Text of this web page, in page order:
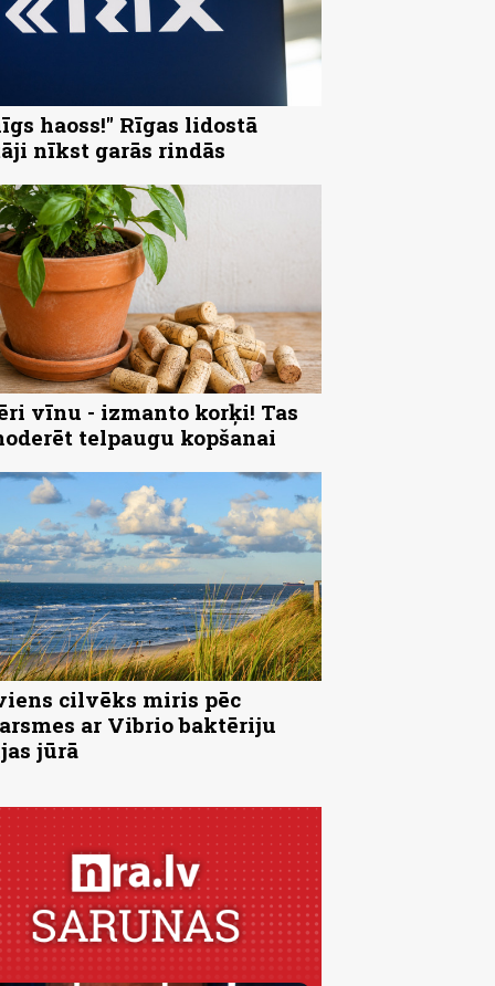
haoss!" Rīgas lidostā
nīkst garās rindās
vīnu - izmanto korķi! Tas
telpaugu kopšanai
cilvēks miris pēc
ar Vibrio baktēriju
jūrā